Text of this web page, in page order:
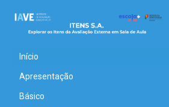
Início
Apresentação
Básico